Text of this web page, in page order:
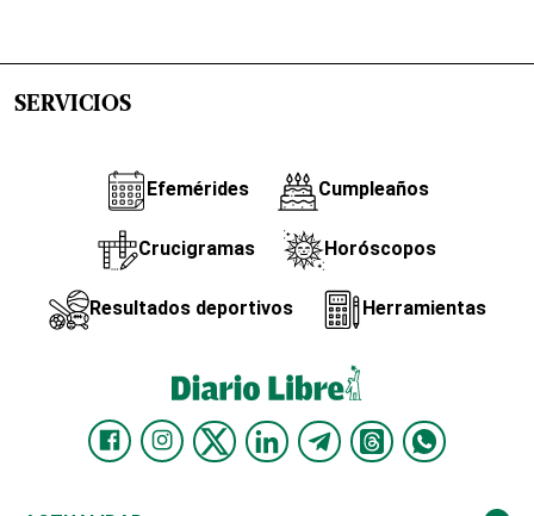
SERVICIOS
Efemérides Cumpleaños
Crucigramas Horóscopos
Resultados deportivos Herramientas